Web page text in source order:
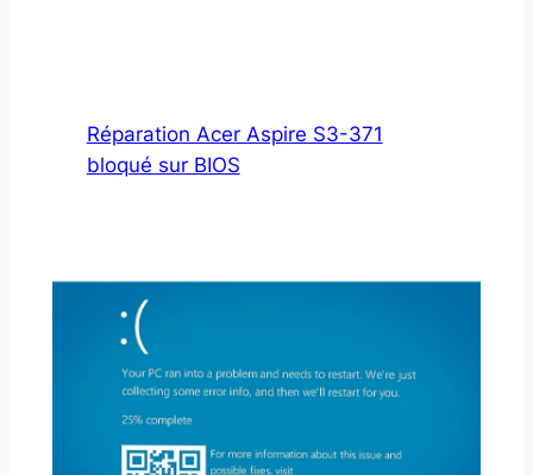
Réparation Acer Aspire S3-371
bloqué sur BIOS